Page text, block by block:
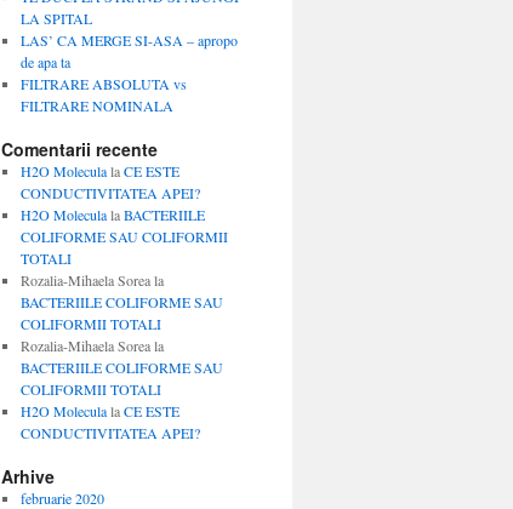
LA SPITAL
LAS’ CA MERGE SI-ASA – apropo
de apa ta
FILTRARE ABSOLUTA vs
FILTRARE NOMINALA
Comentarii recente
H2O MoleculalaCE ESTE
CONDUCTIVITATEA APEI?
H2O MoleculalaBACTERIILE
COLIFORME SAU COLIFORMII
TOTALI
Rozalia-Mihaela Soreala
BACTERIILE COLIFORME SAU
COLIFORMII TOTALI
Rozalia-Mihaela Soreala
BACTERIILE COLIFORME SAU
COLIFORMII TOTALI
H2O MoleculalaCE ESTE
CONDUCTIVITATEA APEI?
Arhive
februarie 2020